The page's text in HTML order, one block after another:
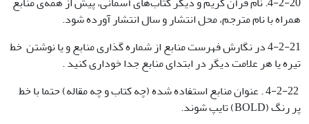
همراه با نام مترجم، محل انتشار و سال انتشار آورده شود.
4-2-21 در نگارش فهرست منابع از شماره گذاری منابع و یا نوشتن خط
تیره یا هر علامت دیگر در ابتدای منابع جدا خوداری کنید .
4-2-22 . عنوان منابع استفاده شده (چه کتاب و چه مقاله) حتما با خط
پر رنگ (BOLD) تایپ شوند.